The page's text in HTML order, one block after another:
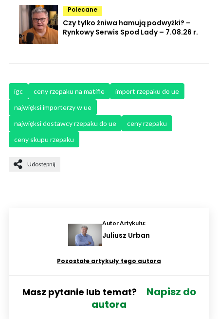
Polecane
Czy tylko żniwa hamują podwyżki? –
Rynkowy Serwis Spod Lady – 7.08.26 r.
igc ceny rzepaku na matifie
import rzepaku do ue
najwięksi importerzy w ue
najwięksi dostawcy rzepaku do ue
ceny rzepaku
ceny skupu rzepaku
Udostępnij
Autor Artykułu:
Juliusz Urban
Pozostałe artykuły tego autora
Masz pytanie lub temat?
Napisz do
autora